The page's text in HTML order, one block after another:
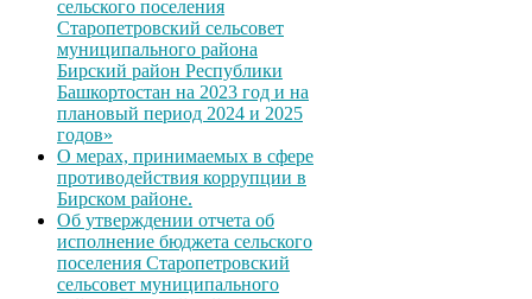
сельского поселения
Старопетровский сельсовет
муниципального района
Бирский район Республики
Башкортостан на 2023 год и на
плановый период 2024 и 2025
годов»
О мерах, принимаемых в сфере
противодействия коррупции в
Бирском районе.
Об утверждении отчета об
исполнение бюджета сельского
поселения Старопетровский
сельсовет муниципального